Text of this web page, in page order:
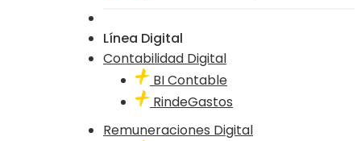
Línea Digital
Contabilidad Digital
BI Contable
RindeGastos
Remuneraciones Digital